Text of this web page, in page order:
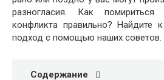
разногласия. Как
конфликта правильно? Найдите
подход с помощью наших советов.
Содержание